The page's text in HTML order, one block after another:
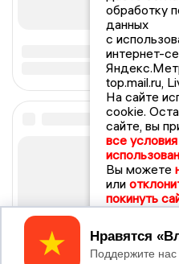
обработку
данных
с
интернет-
top.mail.ru,
На сайте
cookie.
сайте, вы
все условия
Вы можете
или
покинуть